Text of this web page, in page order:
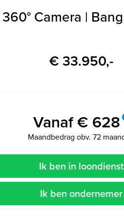
Camera |
€ 33.950,-
Vanaf € 628
Maandbedrag obv. 72
Ik ben in loondienst
Ik ben ondernemer